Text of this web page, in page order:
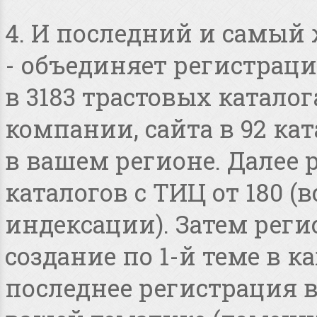
4. И последний и
- объединяет
в 3183 трастовых
компании, сайта в 92
в вашем регионе. Далее
каталогов с ТИЦ от 180
индексации). Затем
создание по 1-й теме в
последнее регистрация